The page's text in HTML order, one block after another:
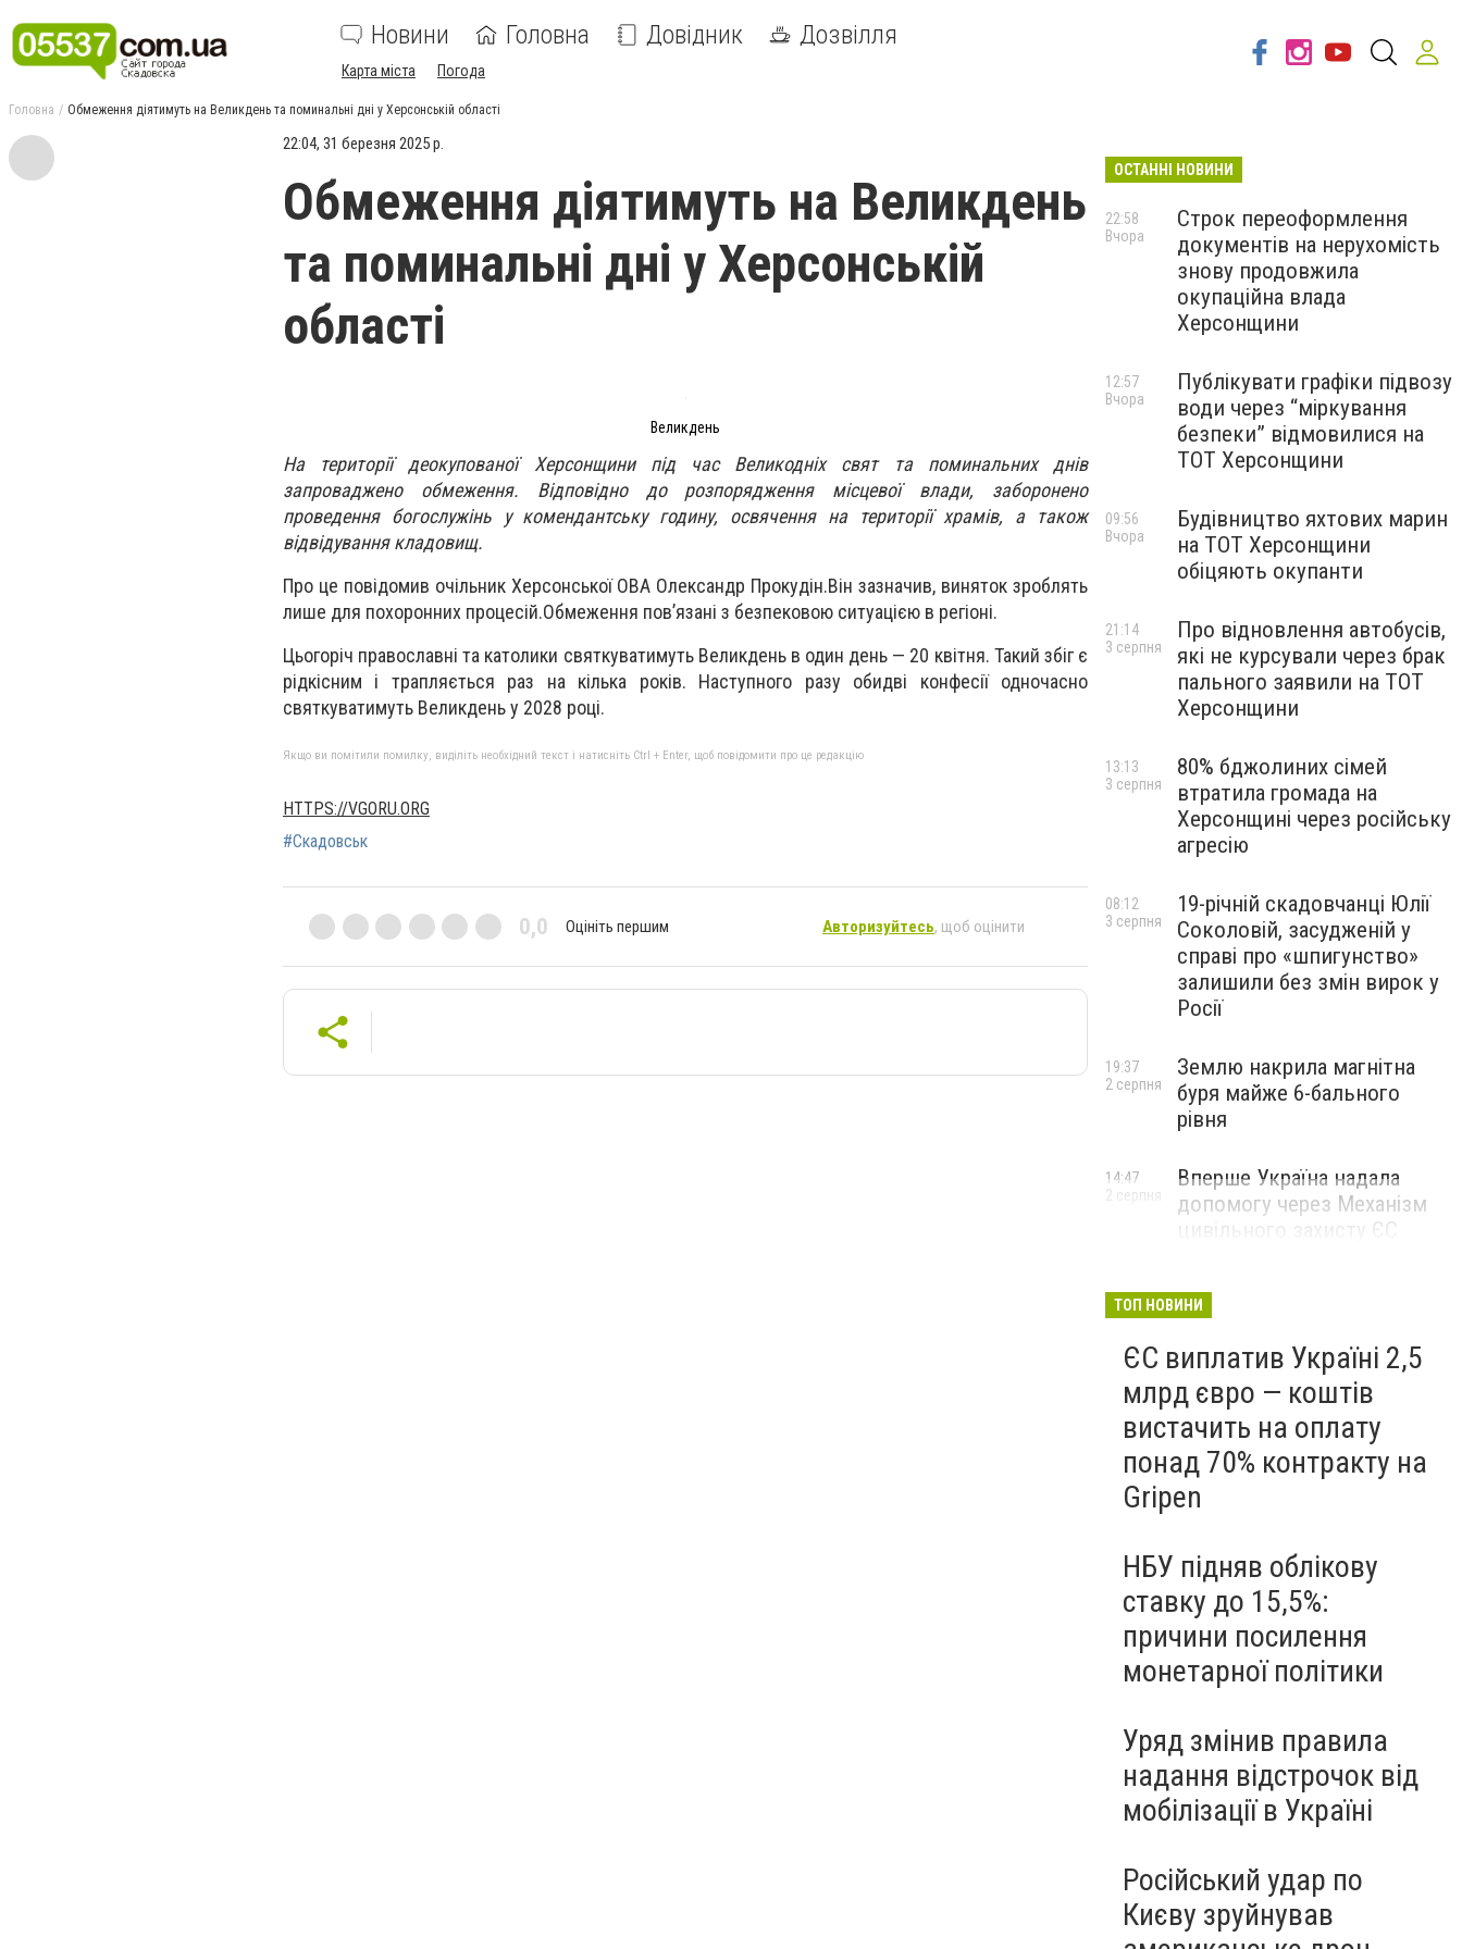
Новини Головна Довідник Дозвілля
Карта міста Погода
Головна Обмеження діятимуть на Великдень та поминальні дні у Херсонській області
22:04, 31 березня 2025 р.
Обмеження діятимуть на Великдень
та поминальні дні у Херсонській
області
Великдень
На території деокупованої Херсонщини під час Великодніх свят та поминальних днів
запроваджено обмеження. Відповідно до розпорядження місцевої влади, заборонено
проведення богослужінь у комендантську годину, освячення на території храмів, а також
відвідування кладовищ.
Про це повідомив очільник Херсонської ОВА Олександр Прокудін.Він зазначив, виняток зроблять
лише для похоронних процесій.Обмеження пов’язані з безпековою ситуацією в регіоні.
Цьогоріч православні та католики святкуватимуть Великдень в один день — 20 квітня. Такий збіг є
рідкісним і трапляється раз на кілька років. Наступного разу обидві конфесії одночасно
святкуватимуть Великдень у 2028 році​.
Якщо ви помітили помилку, виділіть необхідний текст і натисніть Ctrl + Enter, щоб повідомити про це редакцію
HTTPS://VGORU.ORG
#Скадовськ
0,0 Оцініть першим Авторизуйтесь, щоб оцінити
ОСТАННІ НОВИНИ
Строк переоформлення
документів на нерухомість
знову продовжила
окупаційна влада
Херсонщини
22:58
Вчора
Публікувати графіки підвозу
води через “міркування
безпеки” відмовилися на
ТОТ Херсонщини
12:57
Вчора
Будівництво яхтових марин
на ТОТ Херсонщини
обіцяють окупанти
09:56
Вчора
Про відновлення автобусів,
які не курсували через брак
пального заявили на ТОТ
Херсонщини
21:14
3 серпня
80% бджолиних сімей
втратила громада на
Херсонщині через російську
агресію
13:13
3 серпня
19-річній скадовчанці Юлії
Соколовій, засудженій у
справі про «шпигунство»
залишили без змін вирок у
Росії
08:12
3 серпня
Землю накрила магнітна
буря майже 6-бального
рівня
19:37
2 серпня
Вперше Україна надала
допомогу через Механізм
цивільного захисту ЄС
14:47
2 серпня
ТОП НОВИНИ
ЄС виплатив Україні 2,5
млрд євро — коштів
вистачить на оплату
понад 70% контракту на
Gripen
НБУ підняв облікову
ставку до 15,5%:
причини посилення
монетарної політики
Уряд змінив правила
надання відстрочок від
мобілізації в Україні
Російський удар по
Києву зруйнував